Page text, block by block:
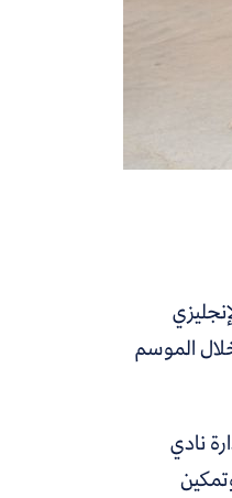
الموسم
نادي